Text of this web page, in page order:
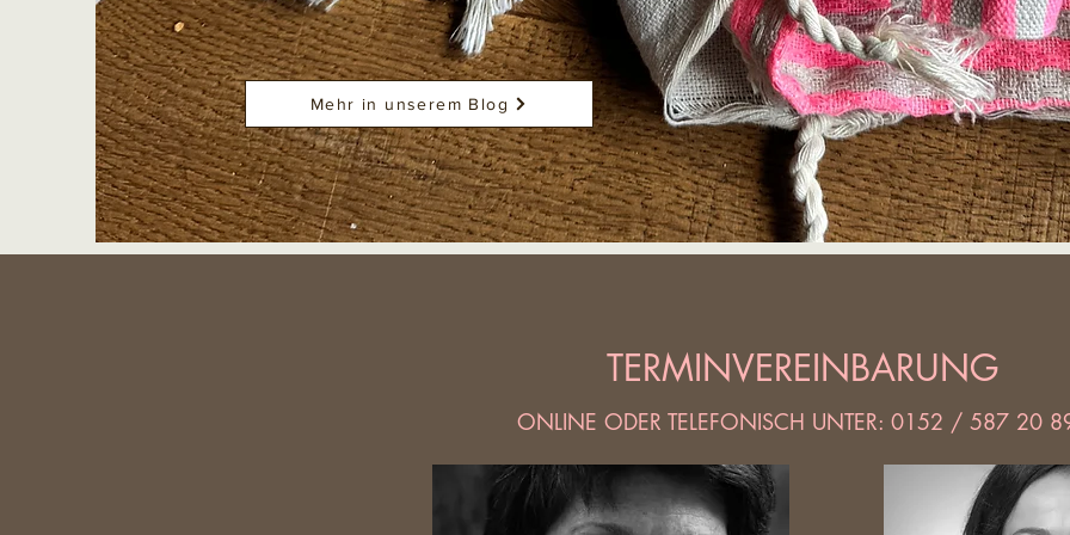
Mehr in unserem Blog
TERMINVEREINBARUNG
ONLINE ODER TELEFONISCH UNTER: 0152 / 587 20